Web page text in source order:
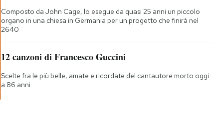
Composto da John Cage, lo esegue da quasi 25 anni un piccolo
organo in una chiesa in Germania per un progetto che finirà nel
2640
12 canzoni di Francesco Guccini
Scelte fra le più belle, amate e ricordate del cantautore morto oggi
a 86 anni